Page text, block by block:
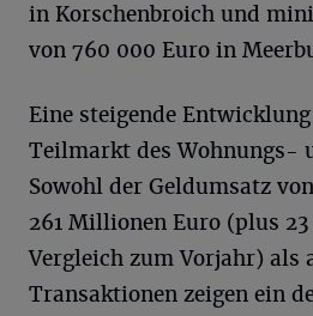
in Korschenbroich und
von 760 000 Euro in
Eine steigende
Teilmarkt des Wohnungs-
Sowohl der Geldumsatz
261 Millionen Euro (plus
Vergleich zum Vorjahr) als
Transaktionen zeigen ein